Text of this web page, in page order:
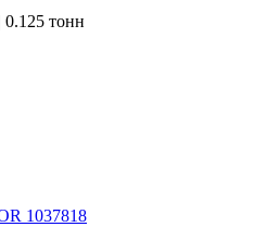
0.125 тонн
1037818